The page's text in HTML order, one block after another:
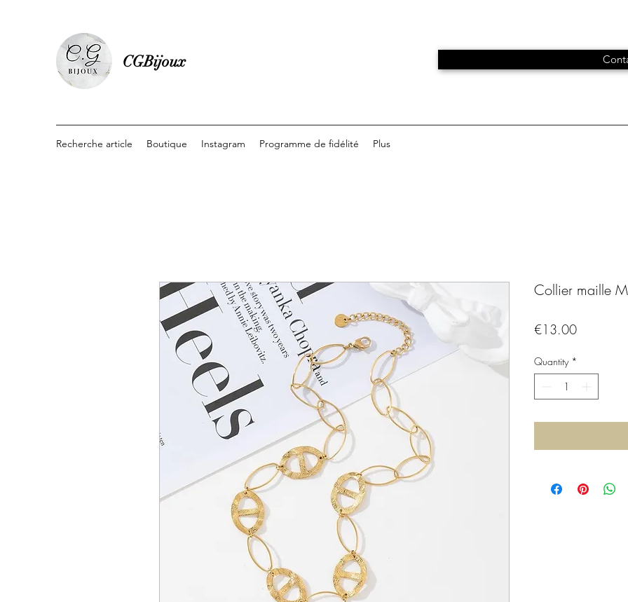
CGBijoux
Recherche article Boutique Instagram Programme de fidélité Plus
Collier maille
€13.00Price
Quantity *